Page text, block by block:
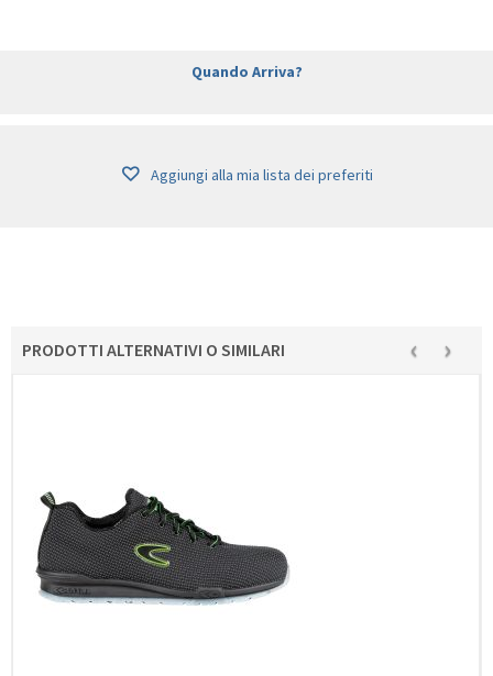
Quando Arriva?
Aggiungi alla mia lista dei preferiti
PRODOTTI ALTERNATIVI O SIMILARI ‹ ›